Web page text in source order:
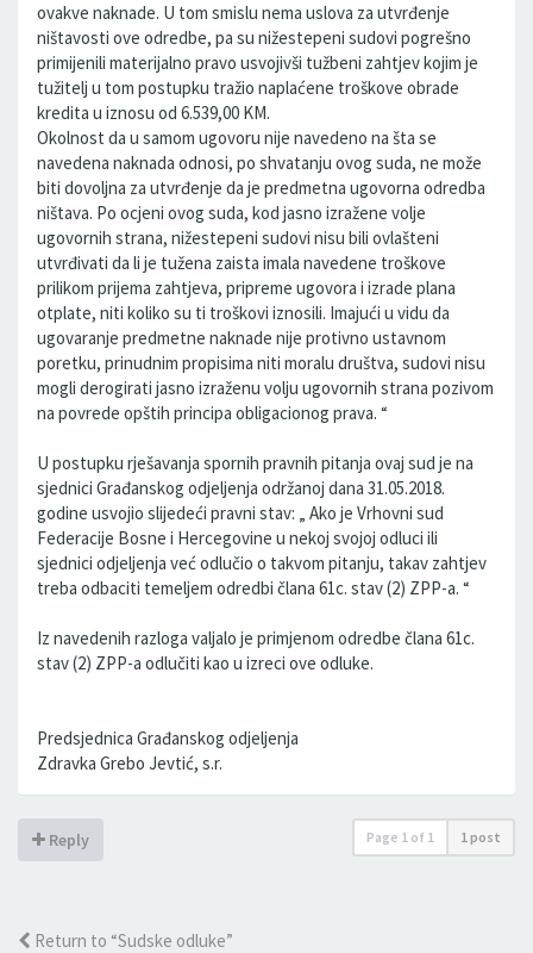
ovakve naknade. U tom smislu nema uslova za utvrđenje
ništavosti ove odredbe, pa su nižestepeni sudovi pogrešno
primijenili materijalno pravo usvojivši tužbeni zahtjev kojim je
tužitelj u tom postupku tražio naplaćene troškove obrade
kredita u iznosu od 6.539,00 KM.
Okolnost da u samom ugovoru nije navedeno na šta se
navedena naknada odnosi, po shvatanju ovog suda, ne može
biti dovoljna za utvrđenje da je predmetna ugovorna odredba
ništava. Po ocjeni ovog suda, kod jasno izražene volje
ugovornih strana, nižestepeni sudovi nisu bili ovlašteni
utvrđivati da li je tužena zaista imala navedene troškove
prilikom prijema zahtjeva, pripreme ugovora i izrade plana
otplate, niti koliko su ti troškovi iznosili. Imajući u vidu da
ugovaranje predmetne naknade nije protivno ustavnom
poretku, prinudnim propisima niti moralu društva, sudovi nisu
mogli derogirati jasno izraženu volju ugovornih strana pozivom
na povrede opštih principa obligacionog prava. “
U postupku rješavanja spornih pravnih pitanja ovaj sud je na
sjednici Građanskog odjeljenja održanoj dana 31.05.2018.
godine usvojio slijedeći pravni stav: „ Ako je Vrhovni sud
Federacije Bosne i Hercegovine u nekoj svojoj odluci ili
sjednici odjeljenja već odlučio o takvom pitanju, takav zahtjev
treba odbaciti temeljem odredbi člana 61c. stav (2) ZPP-a. “
Iz navedenih razloga valjalo je primjenom odredbe člana 61c.
stav (2) ZPP-a odlučiti kao u izreci ove odluke.
Predsjednica Građanskog odjeljenja
Zdravka Grebo Jevtić, s.r.
Reply Page 1 of 1 1 post
Return to “Sudske odluke”